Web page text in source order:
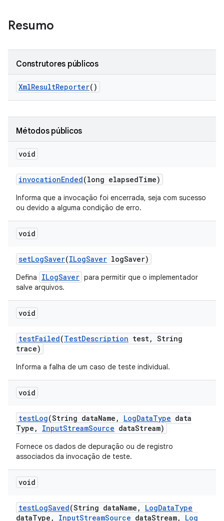
Resumo
Construtores públicos
XmlResultReporter()
Métodos públicos
void
invocationEnded(long elapsedTime)
Informa que a invocação foi encerrada, seja com sucesso
ou devido a alguma condição de erro.
void
setLogSaver(ILogSaver logSaver)
Defina ILogSaver para permitir que o implementador
salve arquivos.
void
testFailed(TestDescription test, String
trace)
Informa a falha de um caso de teste individual.
void
testLog(String dataName , LogDataType data
Type , InputStreamSource dataStream)
Fornece os dados de depuração ou de registro
associados da invocação de teste.
void
testLogSaved(String dataName , LogDataType
dataType , InputStreamSource dataStream, Log